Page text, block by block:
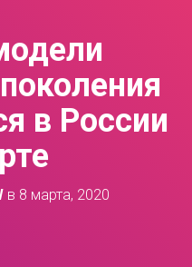
Т
Ь
Н
А
в России
в 8 марта, 2020